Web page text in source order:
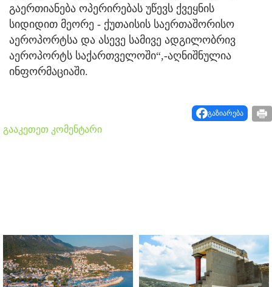
გაერთიანება ოპერირებას უწევს ქვეყნის
სიდიდით მეორე - ქუთაისის საერთაშორისო
აეროპორტსა და ასევე სამივე ადგილობრივ
აეროპორტს საქართველოში“,-აღნიშნულია
ინფორმაციაში.
გაზიარება
გააკეთეთ კომენტარი